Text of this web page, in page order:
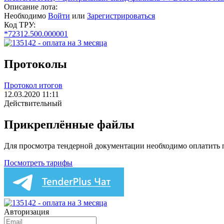
Описание лота:
Необходимо Войти или Зарегистрироваться
Код ТРУ:
*72312.500.000001
Протоколы
Протокол итогов
12.03.2020 11:11
Действительный
Прикреплённые файлы
Для просмотра тендерной документации необходимо оплатить
Посмотреть тарифы
Авторизация